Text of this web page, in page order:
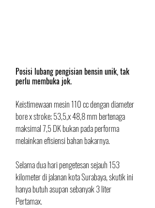
Posisi lubang pengisian bensin unik, tak
perlu membuka jok.
Keistimewaan mesin 110 cc dengan diameter
bore x stroke; 53,5,x 48,8 mm bertenaga
maksimal 7,5 DK bukan pada performa
melainkan efisiensi bahan bakarnya.
Selama dua hari pengetesan sejauh 153
kilometer di jalanan kota Surabaya, skutik ini
hanya butuh asupan sebanyak 3 liter
Pertamax.